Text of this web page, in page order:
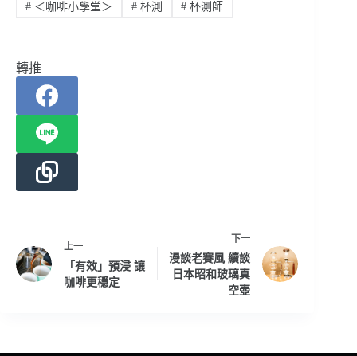
#＜咖啡小學堂＞ #杯測 # 杯測師
轉推
上一
「有效」預浸 讓
咖啡更穩定
下一
漫談老賽風 續談
日本昭和玻璃真
空壺